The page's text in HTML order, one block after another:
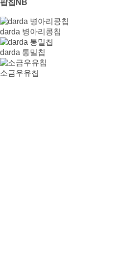
팝칩NB
darda 병아리콩칩
darda 통밀칩
소금우유칩